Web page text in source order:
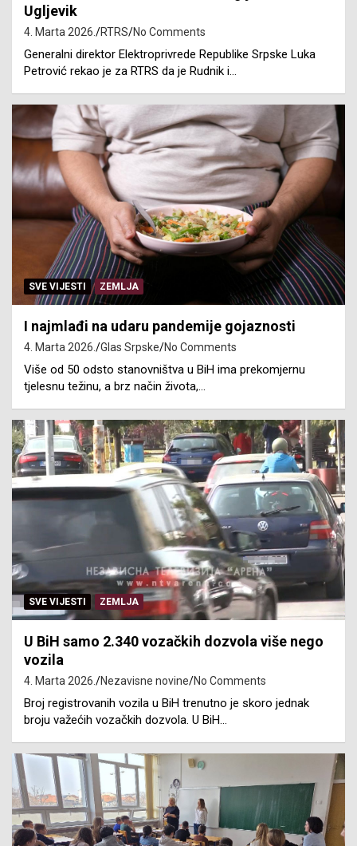
Ugljevik
4. Marta 2026. RTRS No Comments
Generalni direktor Elektroprivrede Republike Srpske Luka
Petrović rekao je za RTRS da je Rudnik i…
SVE VIJESTI ZEMLJA
I najmlađi na udaru pandemije gojaznosti
4. Marta 2026. Glas Srpske No Comments
Više od 50 odsto stanovništva u BiH ima prekomjernu
tjelesnu težinu, a brz način života,…
SVE VIJESTI ZEMLJA
U BiH samo 2.340 vozačkih dozvola više nego
vozila
4. Marta 2026. Nezavisne novine No Comments
Broj registrovanih vozila u BiH trenutno je skoro jednak
broju važećih vozačkih dozvola. U BiH…